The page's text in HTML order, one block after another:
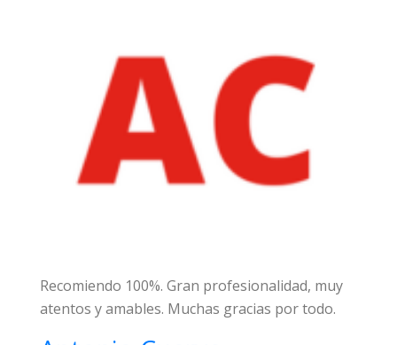
Recomiendo 100%. Gran profesionalidad, muy
atentos y amables. Muchas gracias por todo.